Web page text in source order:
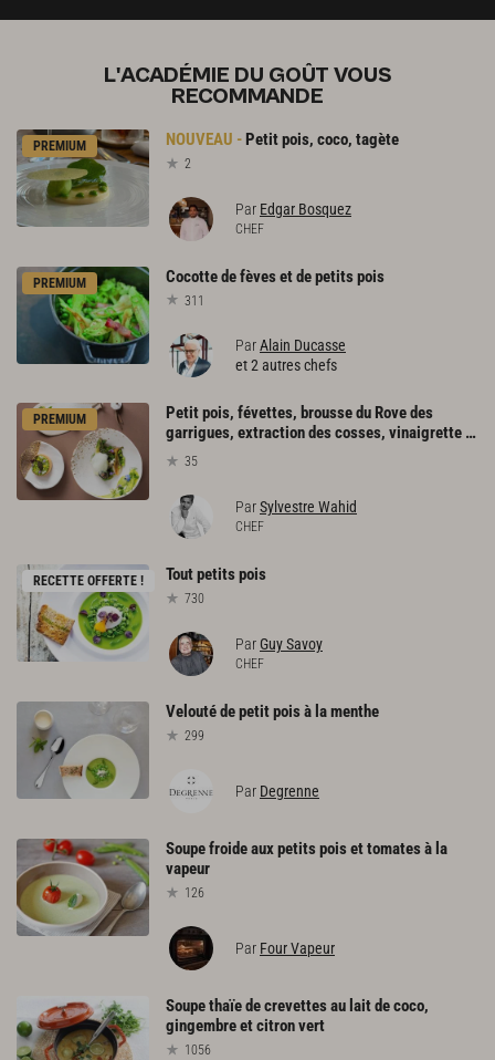
L'ACADÉMIE DU GOÛT VOUS
RECOMMANDE
PREMIUM Petitpois, coco, tagète
2
Par Edgar Bosquez
CHEF
PREMIUM Cocottedefèvesetdepetitspois
311
ParAlain Ducasse
et 2 autres chefs
PREMIUM
Petit pois, févettes, brousse du Rove des
garrigues, extraction des cosses, vinaigrette tiède de truffe, fine tarte au caviar osciètre clair
35
ParSylvestre Wahid
CHEF
RECETTE OFFERTE ! Toutpetitspois
730
ParGuy Savoy
CHEF
Veloutédepetitpoisà lamenthe
299
Par Degrenne
Soupefroideauxpetitspoisettomatesà la
vapeur
126
Par Four Vapeur
Soupethaïedecrevettesau laitdecoco,
gingembreetcitronvert
1056